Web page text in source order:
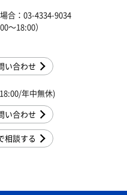
合：03-4334-9034
〜18:00）
い合わせ
年中無休)
い合わせ
相談する